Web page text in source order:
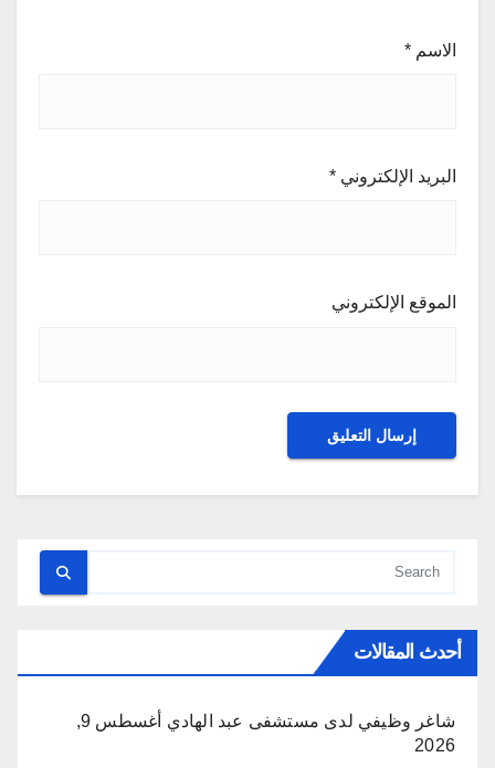
الاسم *
البريد الإلكتروني *
الموقع الإلكتروني
أحدث المقالات
شاغر وظيفي لدى مستشفى عبد الهادي
أغسطس 9,
2026